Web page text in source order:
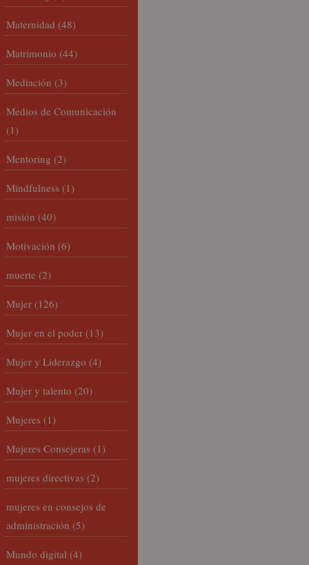
Maternidad (48)
Matrimonio (44)
Mediación (3)
Medios de Comunicación
(1)
Mentoring (2)
Mindfulness (1)
misión (40)
Motivación (6)
muerte (2)
Mujer (126)
Mujer en el poder (13)
Mujer y Liderazgo (4)
Mujer y talento (20)
Mujeres (1)
Mujeres Consejeras (1)
mujeres directivas (2)
mujeres en consejos de
administración (5)
Mundo digital (4)